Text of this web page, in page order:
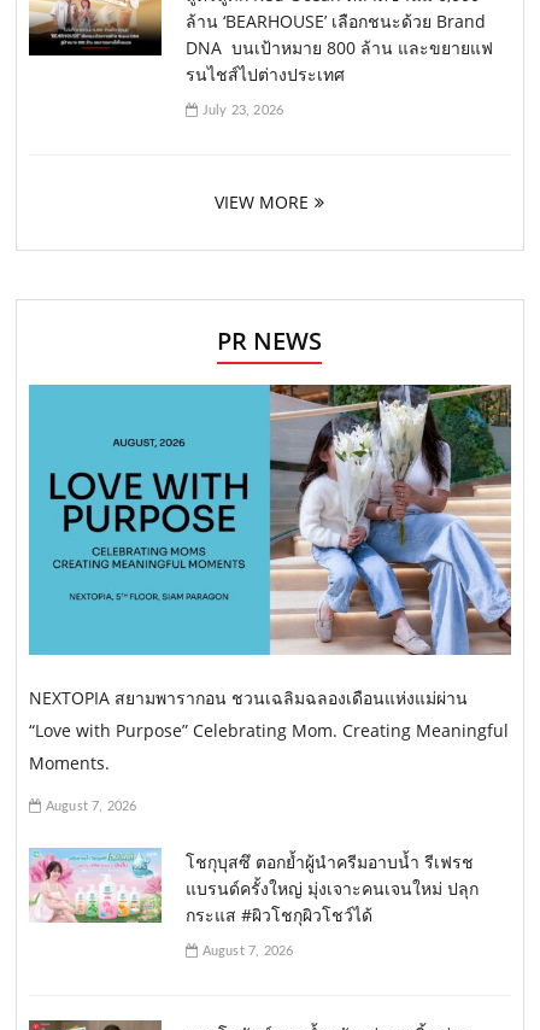
ล้าน ‘BEARHOUSE’ เลือกชนะด้วย Brand
DNA บนเป้าหมาย 800 ล้าน และขยายแฟ
รนไชส์ไปต่างประเทศ
July 23, 2026
VIEW MORE
PR NEWS
NEXTOPIA สยามพารากอน ชวนเฉลิมฉลองเดือนแห่งแม่ผ่าน
“Love with Purpose” Celebrating Mom. Creating Meaningful
Moments.
August 7, 2026
โชกุบุสซึ ตอกย้ำผู้นำครีมอาบน้ำ รีเฟรช
แบรนด์ครั้งใหญ่ มุ่งเจาะคนเจนใหม่ ปลุก
กระแส #ผิวโชกุผิวโชว์ได้
August 7, 2026